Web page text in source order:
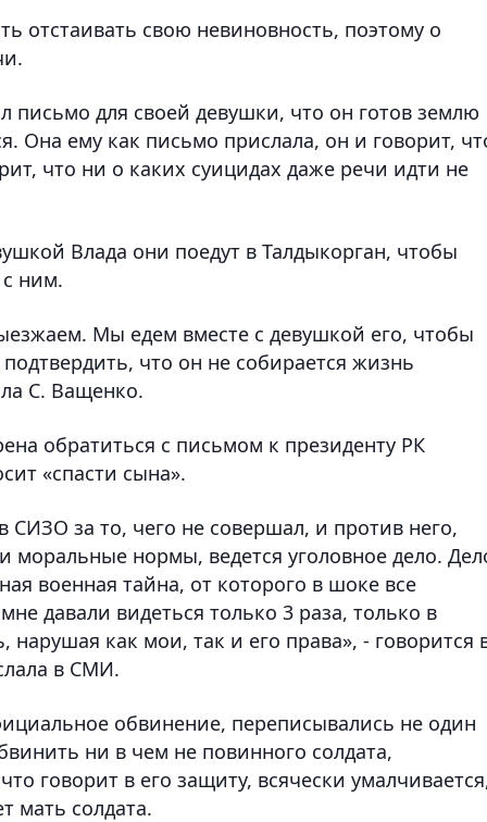
отстаивать свою невиновность, поэтому о
письмо для своей девушки, что он готов землю
Она ему как письмо прислала, он и говорит,
что ни о каких суицидах даже речи идти не
Влада они поедут в Талдыкорган, чтобы
ним.
Мы едем вместе с девушкой его, чтобы
что он не собирается жизнь
С. Ващенко.
обратиться с письмом к президенту РК
«спасти сына».
за то, чего не совершал, и против него,
моральные нормы, ведется уголовное дело.
военная тайна, от которого в шоке все
давали видеться только 3 раза, только в
как мои, так и его права», - говорится
в СМИ.
обвинение, переписывались не один
ни в чем не повинного солдата,
говорит в его защиту, всячески
мать солдата.